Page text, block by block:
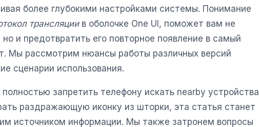
более глубокими настройками системы. Понимание
трансляциив оболочке One UI, поможет вам не
но и предотвратить его повторное появление в самый
Мы рассмотрим нюансы работы различных версий
сценарии использования.
запретить телефону искать nearby устройства
раздражающую иконку из шторки, эта статья станет
источником информации. Мы также затронем вопросы